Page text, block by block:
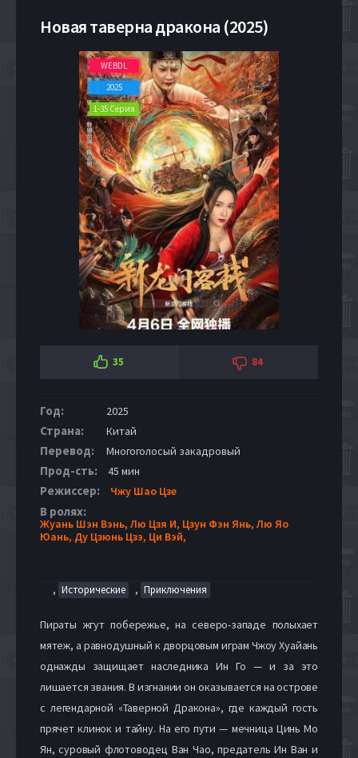
Новая таверна дракона (2025)
WEBDL
2025
1-35 Серия
35 84
Год: 2025
Страна: Китай
Перевод: Многоголосый закадровый
Прод-сть: 45 мин
Режиссер: Чжу Шао Цзе
В ролях:
Жуань Шэн Вэнь,Лю Цзя И, Цзун Фэн Янь,Лю Яо
Юань, Ду Цзюнь Цзэ, Ци Вэй,
, Исторические , Приключения
Пираты жгут побережье, на северо-западе полыхает
мятеж, а равнодушный к дворцовым играм Чжоу Хуайань
однажды защищает наследника Ин Го — и за это
лишается звания. В изгнании он оказывается на острове
с легендарной «Таверной Дракона», где каждый гость
прячет клинок и тайну. На его пути — мечница Цинь Мо
Ян, суровый флотоводец Ван Чао, предатель Ин Ван и